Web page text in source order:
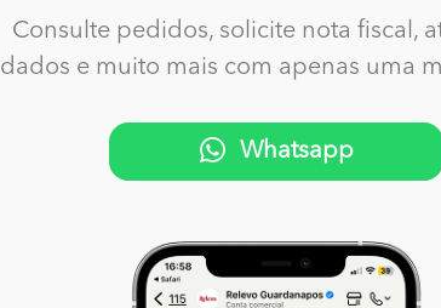
Consulte pedidos, solicite nota fiscal,
dados e muito mais com apenas uma
Whatsapp